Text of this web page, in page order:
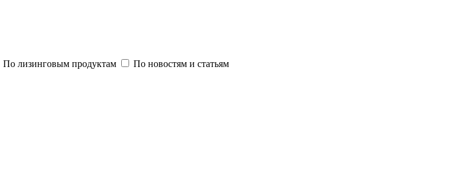
По лизинговым продуктам По новостям и статьям